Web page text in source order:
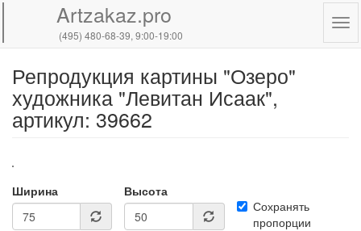
Перейти
основному
содержанию
Artzakaz.pro
(495) 480-68-39, 9:00-19:00
Репродукция картины "Озеро"
художника "Левитан Исаак",
артикул: 39662
Ширина
Высота
Сохранять
пропорции